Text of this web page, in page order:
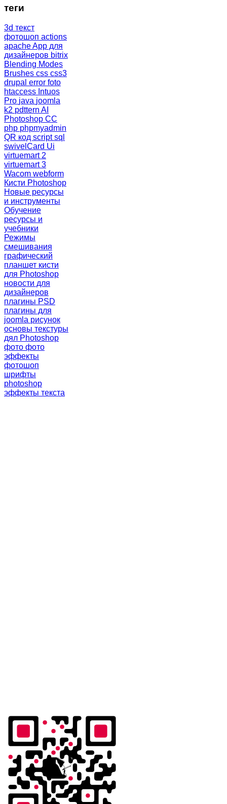
теги
3d текст
фотошоп actions
apacheApp для
дизайнеров bitrix
Blending Modes
Brushes css css3
drupal error foto
htaccess Intuos
Pro java joomla
k2 pdttern AI
Photoshop CC
php phpmyadmin
QR код scriptsql
swivelCard Ui
virtuemart 2
virtuemart 3
Wacom webform
Кисти Photoshop
Новые ресурсы
и инструменты
Обучение
ресурсы и
учебники
Режимы
смешивания
графический
планшет кисти
для Photoshop
новости для
дизайнеров
плагины PSD
плагины для
joomla рисунок
основы текстуры
дял Photoshop
фото фото
эффекты
фотошоп
шрифты
photoshop
эффекты текста